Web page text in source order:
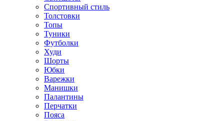
Спортивный стиль
Толстовки
Топы
Туники
Футболки
Худи
Шорты
Юбки
Варежки
Манишки
Палантины
Перчатки
Пояса